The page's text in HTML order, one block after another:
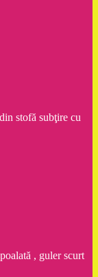
stofă subţire cu
, guler scurt